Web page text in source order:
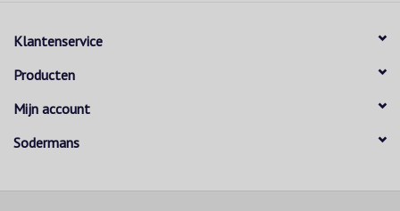
Klantenservice
Producten
Mijn account
Sodermans